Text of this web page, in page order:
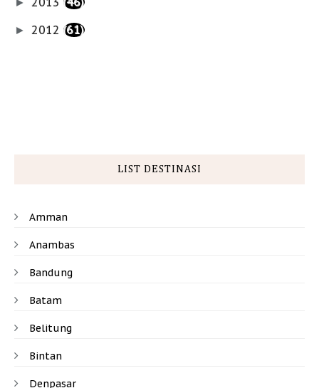
►
► 2012 (61)
LIST DESTINASI
Amman
Anambas
Bandung
Batam
Belitung
Bintan
Denpasar